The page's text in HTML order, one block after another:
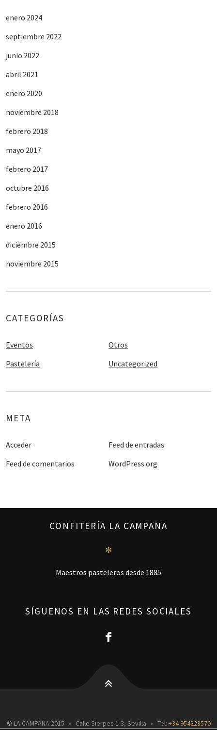
enero 2024
septiembre 2022
junio 2022
abril 2021
enero 2020
noviembre 2018
febrero 2018
mayo 2017
febrero 2017
octubre 2016
febrero 2016
enero 2016
diciembre 2015
noviembre 2015
CATEGORÍAS
Eventos
Otros
Pastelería
Uncategorized
META
Acceder
Feed de entradas
Feed de comentarios
WordPress.org
CONFITERÍA LA CAMPANA
✻
Maestros pasteleros desde 1885
SÍGUENOS EN LAS REDES SOCIALES
© LA CAMPANA 2015 • Calle Sierpes 1-3, Sevilla • Tel: +34 954223570